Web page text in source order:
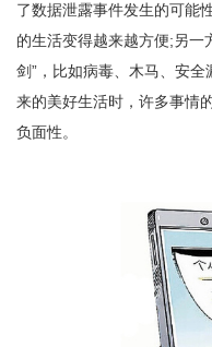
了数据泄露事件发生的可能
的生活变得越来越方便;另一
剑”，比如病毒、木马、安
来的美好生活时，许多事情
负面性。